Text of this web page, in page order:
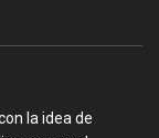
la idea de